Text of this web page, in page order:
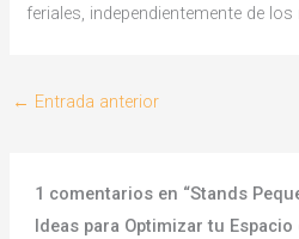
feriales, independientemente de
← Entrada anterior
1 comentarios en “Stands
Ideas para Optimizar tu Espacio